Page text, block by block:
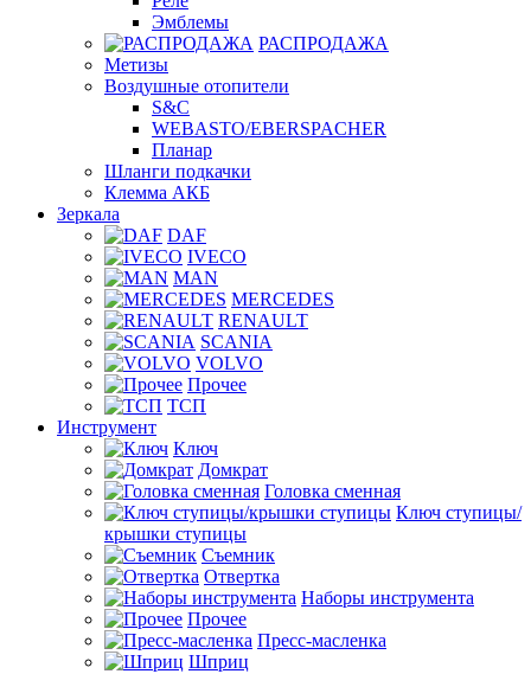
Эмблемы
РАСПРОДАЖА
Метизы
Воздушные отопители
S&C
WEBASTO/EBERSPACHER
Планар
Шланги подкачки
Клемма АКБ
Зеркала
DAF
IVECO
MAN
MERCEDES
RENAULT
SCANIA
VOLVO
Прочее
ТСП
Инструмент
Ключ
Домкрат
Головка сменная
Ключ ступицы/
крышки ступицы
Съемник
Отвертка
Наборы инструмента
Прочее
Пресс-масленка
Шприц